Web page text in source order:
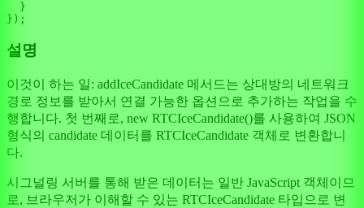
  }
설명
이것이 하는 일: addIceCandidate 메서드는 상대방의 네트워크
경로 정보를 받아서 연결 가능한 옵션으로 추가하는 작업을 수
행합니다. 첫 번째로, new RTCIceCandidate()를 사용하여 JSON
형식의 candidate 데이터를 RTCIceCandidate 객체로 변환합니
다.
시그널링 서버를 통해 받은 데이터는 일반 JavaScript 객체이므
로, 브라우저가 이해할 수 있는 RTCIceCandidate 타입으로 변